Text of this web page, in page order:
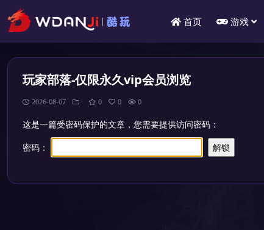
首页 游戏
玩家部落-仅限永久vip会员浏览
2026-08-07 0 0 0
这是一篇受密码保护的文章，您需要提供访问密码：
密码：